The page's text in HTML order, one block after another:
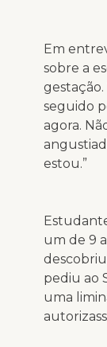
Em
sobre a
seguido
agora.
estou.”
um de 9
pediu ao
uma